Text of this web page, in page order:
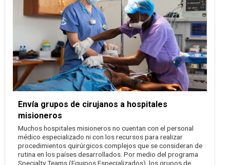
Envía grupos de cirujanos a hospitales
misioneros
Muchos hospitales misioneros no cuentan con el personal
médico especializado ni con los recursos para realizar
procedimientos quirúrgicos complejos que se consideran de
rutina en los países desarrollados. Por medio del programa
Specialty Teams (Equipos Especializados), los grupos de